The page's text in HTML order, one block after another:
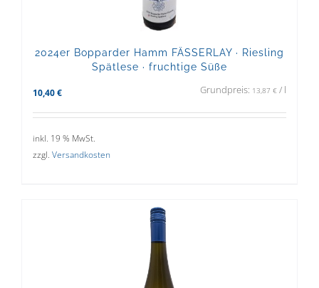
2024er Bopparder Hamm FÄSSERLAY · Riesling
Spätlese · fruchtige Süße
10,40 € Grundpreis: 13,87 € / l
inkl. 19 % MwSt.
zzgl. Versandkosten